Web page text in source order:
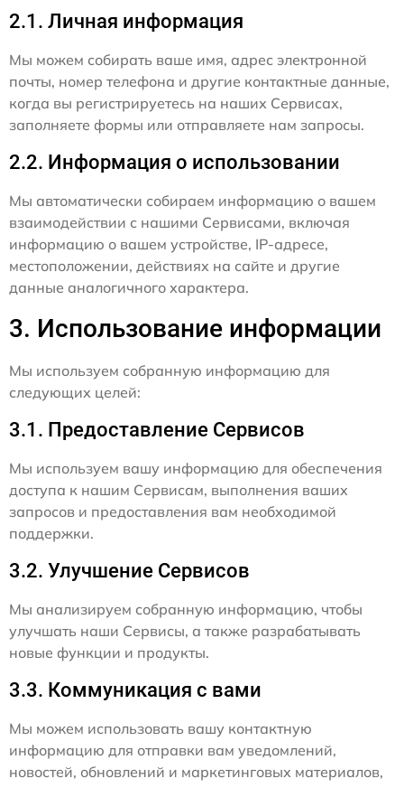
2.1. Личная информация
Мы можем собирать ваше имя, адрес электронной
почты, номер телефона и другие контактные данные,
когда вы регистрируетесь на наших Сервисах,
заполняете формы или отправляете нам запросы.
2.2. Информация о использовании
Мы автоматически собираем информацию о вашем
взаимодействии с нашими Сервисами, включая
информацию о вашем устройстве, IP-адресе,
местоположении, действиях на сайте и другие
данные аналогичного характера.
3. Использование информации
Мы используем собранную информацию для
следующих целей:
3.1. Предоставление Сервисов
Мы используем вашу информацию для обеспечения
доступа к нашим Сервисам, выполнения ваших
запросов и предоставления вам необходимой
поддержки.
3.2. Улучшение Сервисов
Мы анализируем собранную информацию, чтобы
улучшать наши Сервисы, а также разрабатывать
новые функции и продукты.
3.3. Коммуникация с вами
Мы можем использовать вашу контактную
информацию для отправки вам уведомлений,
новостей, обновлений и маркетинговых материалов,